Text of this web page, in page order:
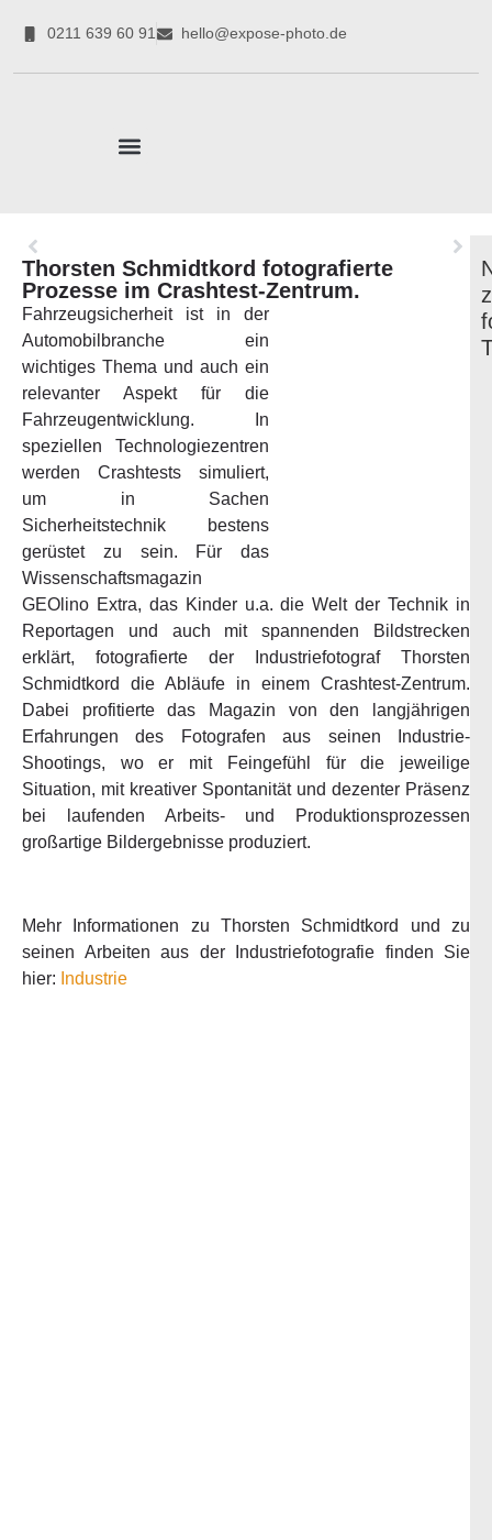
0211 639 60 91 hello@expose-photo.de
Thorsten Schmidtkord fotografierte
Prozesse im Crashtest-Zentrum.
Fahrzeugsicherheit ist in der
Automobilbranche ein
wichtiges Thema und auch ein
relevanter Aspekt für die
Fahrzeugentwicklung. In
speziellen Technologiezentren
werden Crashtests simuliert,
um in Sachen
Sicherheitstechnik bestens
gerüstet zu sein. Für das
Wissenschaftsmagazin
GEOlino Extra, das Kinder u.a. die Welt der Technik in
Reportagen und auch mit spannenden Bildstrecken
erklärt, fotografierte der Industriefotograf Thorsten
Schmidtkord die Abläufe in einem Crashtest-Zentrum.
Dabei profitierte das Magazin von den langjährigen
Erfahrungen des Fotografen aus seinen Industrie-
Shootings, wo er mit Feingefühl für die jeweilige
Situation, mit kreativer Spontanität und dezenter Präsenz
bei laufenden Arbeits- und Produktionsprozessen
großartige Bildergebnisse produziert.
Mehr Informationen zu Thorsten Schmidtkord und zu
seinen Arbeiten aus der Industriefotografie finden Sie
hier: Industrie